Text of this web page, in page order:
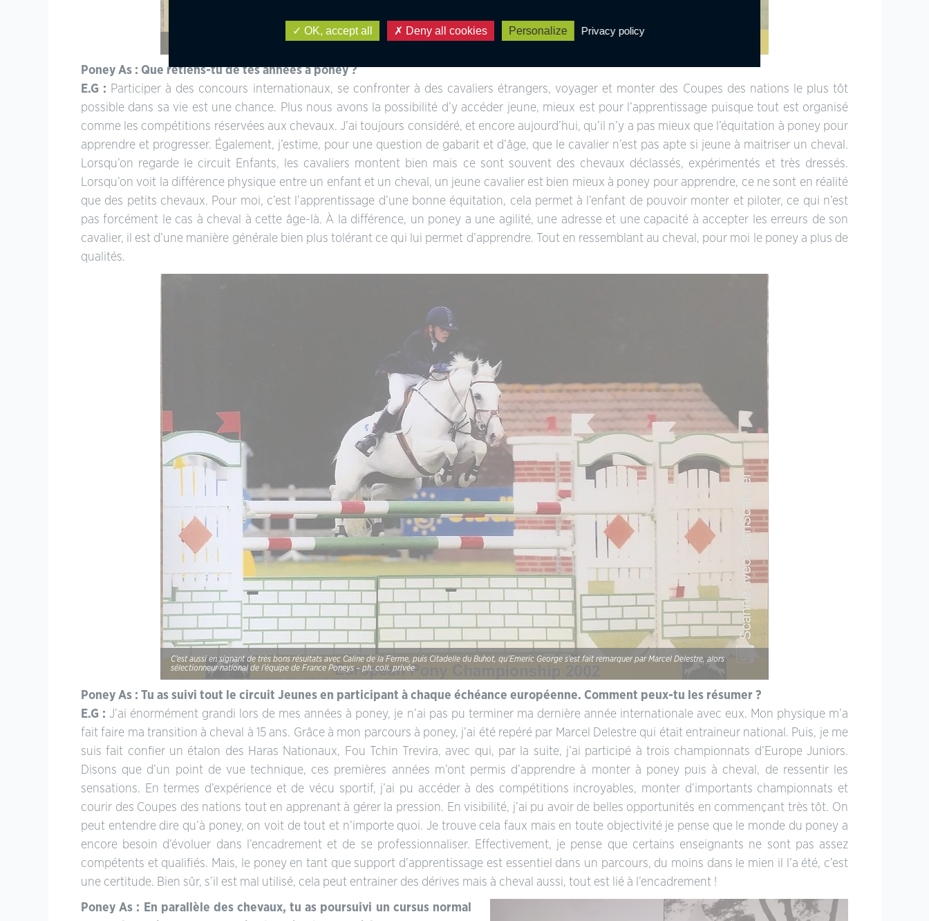
Emeric et Caline, toujours sur ce même championnat. Celui-ci signait la première sélection à ce niveau du cavalier Picard – ph. coll. privée
Poney As : Que retiens-tu de tes années à poney ?
E.G : Participer à des concours internationaux, se confronter à des cavaliers étrangers, voyager et monter des Coupes des nations le plus tôt
possible dans sa vie est une chance. Plus nous avons la possibilité d’y accéder jeune, mieux est pour l’apprentissage puisque tout est organisé
comme les compétitions réservées aux chevaux. J’ai toujours considéré, et encore aujourd’hui, qu’il n’y a pas mieux que l’équitation à poney pour
apprendre et progresser. Également, j’estime, pour une question de gabarit et d’âge, que le cavalier n’est pas apte si jeune à maitriser un cheval.
Lorsqu’on regarde le circuit Enfants, les cavaliers montent bien mais ce sont souvent des chevaux déclassés, expérimentés et très dressés.
Lorsqu’on voit la différence physique entre un enfant et un cheval, un jeune cavalier est bien mieux à poney pour apprendre, ce ne sont en réalité
que des petits chevaux. Pour moi, c’est l’apprentissage d’une bonne équitation, cela permet à l’enfant de pouvoir monter et piloter, ce qui n’est
pas forcément le cas à cheval à cette âge-là. À la différence, un poney a une agilité, une adresse et une capacité à accepter les erreurs de son
cavalier, il est d’une manière générale bien plus tolérant ce qui lui permet d’apprendre. Tout en ressemblant au cheval, pour moi le poney a plus de
qualités.
C’est aussi en signant de très bons résultats avec Caline de la Ferme, puis Citadelle du Buhot, qu’Emeric George s’est fait remarquer par Marcel Delestre, alors
sélectionneur national de l’équipe de France Poneys – ph. coll. privée
Poney As : Tu as suivi tout le circuit Jeunes en participant à chaque échéance européenne. Comment peux-tu les résumer ?
E.G : J’ai énormément grandi lors de mes années à poney, je n’ai pas pu terminer ma dernière année internationale avec eux. Mon physique m’a
fait faire ma transition à cheval à 15 ans. Grâce à mon parcours à poney, j’ai été repéré par Marcel Delestre qui était entraineur national. Puis, je me
suis fait confier un étalon des Haras Nationaux, Fou Tchin Trevira, avec qui, par la suite, j’ai participé à trois championnats d’Europe Juniors.
Disons que d’un point de vue technique, ces premières années m’ont permis d’apprendre à monter à poney puis à cheval, de ressentir les
sensations. En termes d’expérience et de vécu sportif, j’ai pu accéder à des compétitions incroyables, monter d’importants championnats et
courir des Coupes des nations tout en apprenant à gérer la pression. En visibilité, j’ai pu avoir de belles opportunités en commençant très tôt. On
peut entendre dire qu’à poney, on voit de tout et n’importe quoi. Je trouve cela faux mais en toute objectivité je pense que le monde du poney a
encore besoin d’évoluer dans l’encadrement et de se professionnaliser. Effectivement, je pense que certains enseignants ne sont pas assez
compétents et qualifiés. Mais, le poney en tant que support d’apprentissage est essentiel dans un parcours, du moins dans le mien il l’a été, c’est
une certitude. Bien sûr, s’il est mal utilisé, cela peut entrainer des dérives mais à cheval aussi, tout est lié à l’encadrement !
Poney As : En parallèle des chevaux, tu as poursuivi un cursus normal
OK, accept all Deny all cookies Personalize Privacy policy